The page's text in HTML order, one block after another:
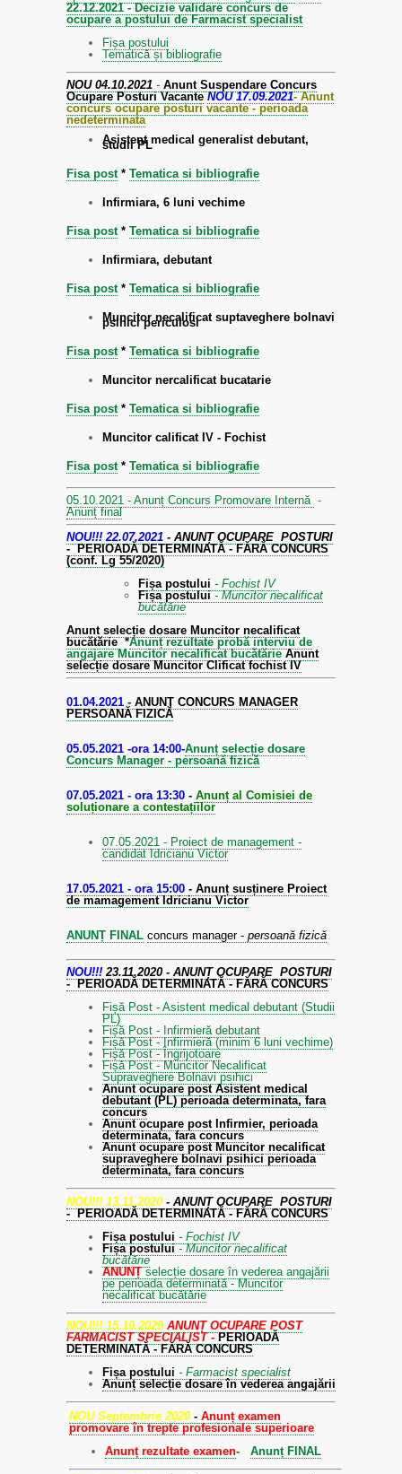
22.12.2021 - Decizie validare concurs de
ocupare a postului de Farmacist specialist
Fișa postului
Tematică și bibliografie
NOU 04.10.2021 - Anunt Suspendare Concurs
Ocupare Posturi Vacante NOU 17.09.2021- Anunt
concurs ocupare posturi vacante - perioada
nedeterminata
Asistent medical generalist debutant,
studii PL
Fisa post* Tematica si bibliografie
Infirmiara, 6 luni vechime
Fisa post* Tematica si bibliografie
Infirmiara, debutant
Fisa post* Tematica si bibliografie
Muncitor necalificat suptaveghere bolnavi
psihici periculosi
Fisa post* Tematica si bibliografie
Muncitor nercalificat bucatarie
Fisa post* Tematica si bibliografie
Muncitor calificat IV - Fochist
Fisa post* Tematica si bibliografie
05.10.2021 - Anunț Concurs Promovare Internă -
Anunț final
NOU!!! 22.07.2021 - ANUNȚ OCUPARE POSTURI
-PERIOADĂ DETERMINATĂ - FĂRĂ CONCURS
(conf. Lg 55/2020)
Fișa postului - Fochist IV
Fișa postului- Muncitor necalificat
bucătărie
Anunt selecție dosare Muncitor necalificat
bucătărie*Anunț rezultate probă interviu de
angajare Muncitor necalificat bucătărie Anunt
selecție dosare Muncitor Clificat fochist IV
01.04.2021 - ANUNȚ CONCURS MANAGER
PERSOANĂ FIZICĂ
05.05.2021 -ora 14:00-Anunț selecție dosare
Concurs Manager - persoană fizică
07.05.2021 - ora 13:30 - Anunț al Comisiei de
soluționare a contestațiilor
07.05.2021 - Proiect de management -
candidat Idricianu Victor
17.05.2021 - ora 15:00 - Anunț susținere Proiect
de mamagement Idricianu Victor
ANUNȚ FINAL concurs manager - persoană fizică
NOU!!!23.11.2020 - ANUNȚ OCUPARE POSTURI
-PERIOADĂ DETERMINATĂ - FĂRĂ CONCURS
Fișă Post - Asistent medical debutant (Studii
PL)
Fișă Post - Infirmieră debutant
Fișă Post - Infirmieră (minim 6 luni vechime)
Fișă Post - Îngrijotoare
Fișă Post - Muncitor Necalificat
Supraveghere Bolnavi psihici
Anunt ocupare post Asistent medical
debutant (PL) perioada determinata, fara
concurs
Anunt ocupare post Infirmier, perioada
determinata, fara concurs
Anunt ocupare post Muncitor necalificat
supraveghere bolnavi psihici perioada
determinata, fara concurs
NOU!!! 13.11.2020 - ANUNȚ OCUPARE POSTURI
-PERIOADĂ DETERMINATĂ - FĂRĂ CONCURS
Fișa postului - Fochist IV
Fișa postului- Muncitor necalificat
bucătărie
ANUNȚselecție dosare în vederea angajării
pe perioada determinată - Muncitor
necalificat bucătărie
NOU!!! 15.10.2020 ANUNȚ OCUPARE POST
FARMACIST SPECIALIST -PERIOADĂ
DETERMINATĂ - FĂRĂ CONCURS
Fișa postului - Farmacist specialist
Anunț selecție dosare în vederea angajării
NOU Septembrie 2020 - Anunț examen
promovare în trepte profesionale superioare
Anunț rezultate examen- Anunț FINAL